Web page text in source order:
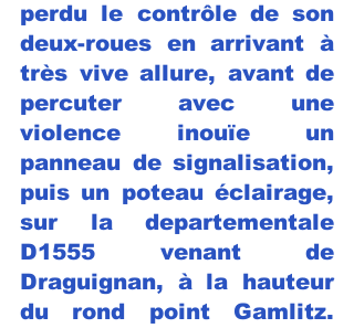
perdu le contrôle de son
deux-roues en arrivant à
très vive allure, avant de
percuter avec une
violence inouïe un
panneau de signalisation,
puis un poteau éclairage,
sur la departementale
D1555 venant de
Draguignan, à la hauteur
du rond point Gamlitz.